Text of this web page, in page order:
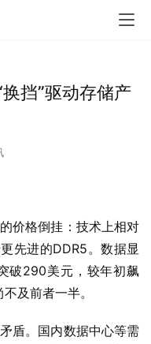
挡”驱动存储产
价格倒挂：技术上相对
先进的DDR5。数据显
破290美元，较年初飙
及前者一半。
盾。国内数据中心等需